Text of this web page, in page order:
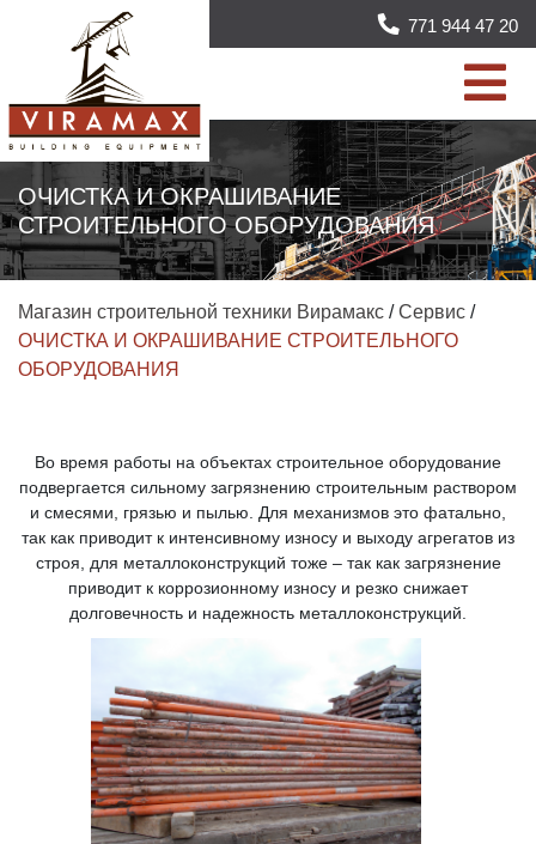
771 944 47 20
ОЧИСТКА И ОКРАШИВАНИЕ
СТРОИТЕЛЬНОГО ОБОРУДОВАНИЯ
Магазин строительной техники Вирамакс /Сервис /
ОЧИСТКА И ОКРАШИВАНИЕ СТРОИТЕЛЬНОГО
ОБОРУДОВАНИЯ
Во время работы на объектах строительное оборудование
подвергается сильному загрязнению строительным раствором
и смесями, грязью и пылью. Для механизмов это фатально,
так как приводит к интенсивному износу и выходу агрегатов из
строя, для металлоконструкций тоже – так как загрязнение
приводит к коррозионному износу и резко снижает
долговечность и надежность металлоконструкций.